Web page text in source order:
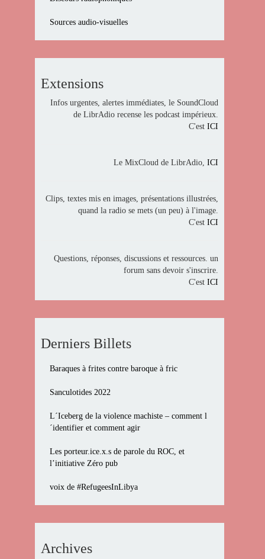
Sources audio-visuelles
Extensions
Infos urgentes, alertes immédiates, le SoundCloud
de LibrAdio recense les podcast impérieux.
C'est ICI
Le MixCloud de LibrAdio, ICI
Clips, textes mis en images, présentations illustrées,
quand la radio se mets (un peu) à l'image.
C'est ICI
Questions, réponses, discussions et ressources. un
forum sans devoir s'inscrire.
C'est ICI
Derniers Billets
Baraques à frites contre baroque à fric
Sanculotides 2022
L´Iceberg de la violence machiste – comment l
´identifier et comment agir
Les porteur.ice.x.s de parole du ROC, et
l’initiative Zéro pub
voix de #RefugeesInLibya
Archives